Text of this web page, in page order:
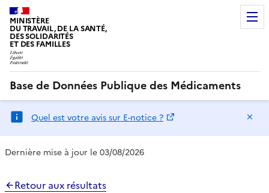
MINISTÈRE
DU TRAVAIL, DE LA SANTÉ,
DES SOLIDARITÉS
ET DES FAMILLES
Base de Données Publique des Médicaments
Quel est votre avis sur E-notice ?
Dernière mise à jour le 03/08/2026
Retour aux résultats